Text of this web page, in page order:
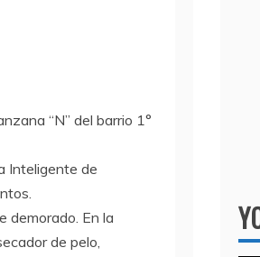
“N” del barrio 1°
Inteligente de
demorado. En la
de pelo,